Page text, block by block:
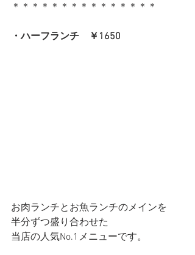
＊＊＊＊＊＊＊＊＊＊＊＊＊＊＊
・ハーフランチ　￥1650
お肉ランチとお魚ランチのメインを
半分ずつ盛り合わせた
当店の人気No.1メニューです。